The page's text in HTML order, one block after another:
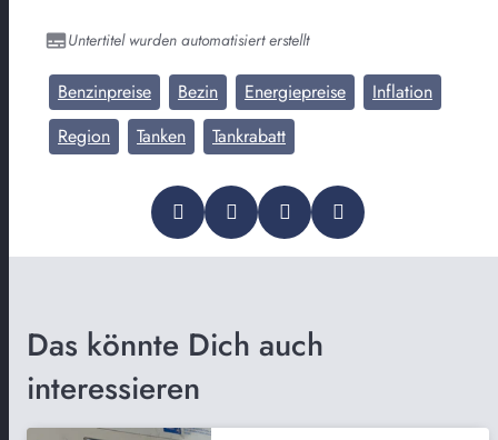
Untertitel wurden automatisiert erstellt
Benzinpreise Bezin Energiepreise
Inflation
Region
Tanken Tankrabatt
Das könnte Dich auch
interessieren